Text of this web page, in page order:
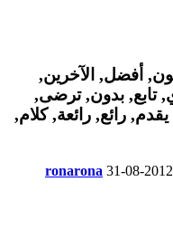
ronarona 31-08-2012